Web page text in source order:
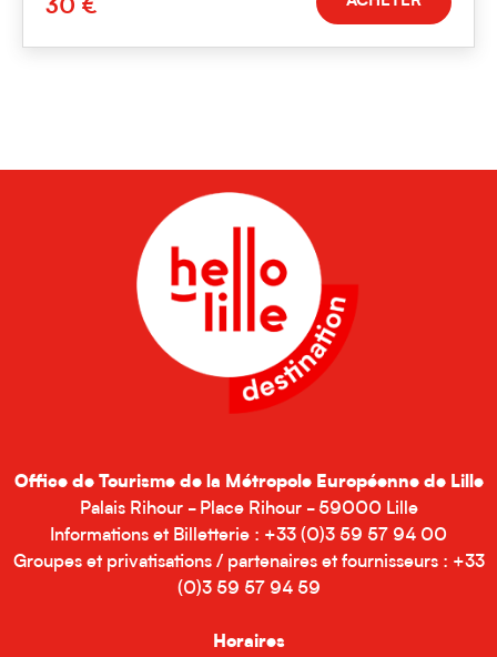
30 €
Office de Tourisme de la Métropole Européenne de Lille
Palais Rihour - Place Rihour - 59000 Lille
Informations et Billetterie : +33 (0)3 59 57 94 00
Groupes et privatisations / partenaires et fournisseurs : +33
(0)3 59 57 94 59
Horaires